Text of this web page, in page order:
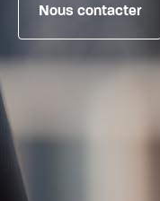
Nous contacter